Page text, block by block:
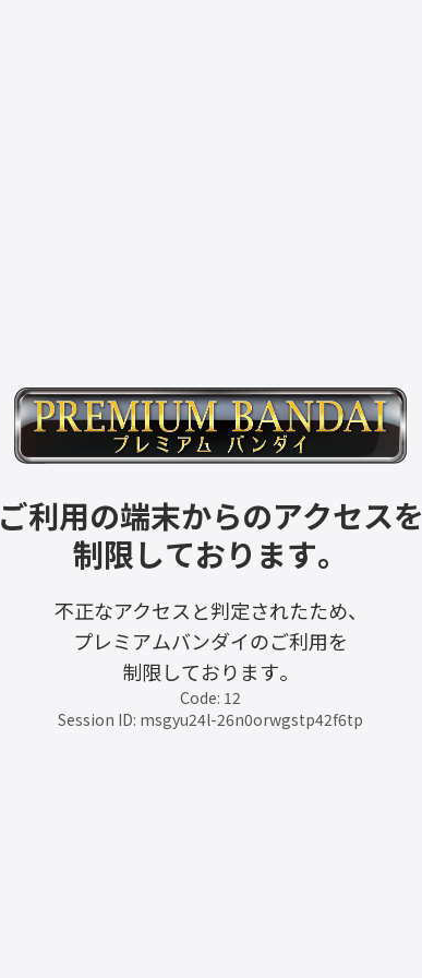
ご利用の端末からのアクセスを
制限しております。
不正なアクセスと判定されたため、
プレミアムバンダイのご利用を
制限しております。
Code: 12
Session ID: msgyu24l-26n0orwgstp42f6tp